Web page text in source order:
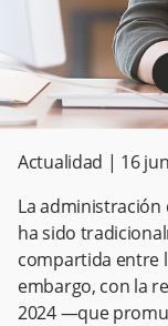
Actualidad | 16
La administración
ha sido
compartida entre
embargo, con la
2024 —que